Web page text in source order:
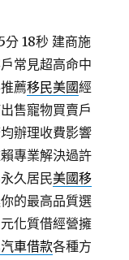
分 18秒 建商施
常見超高命中
薦移民美國經
售寵物買賣戶
辦理收費影響
專業解決過許
久居民美國移
的最高品質選
化質借經營擁
車借款各種方